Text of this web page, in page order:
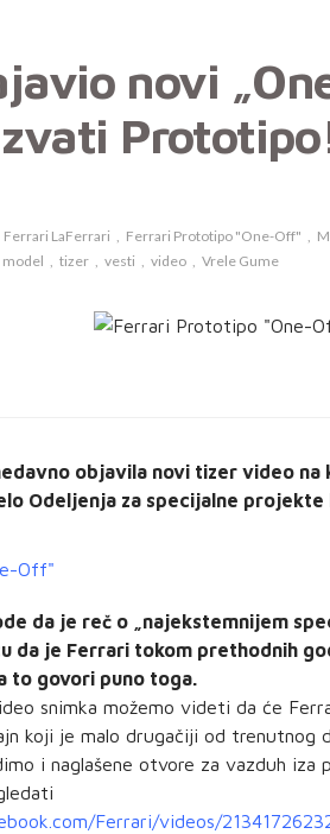
novi
zvati
Ferrari LaFerrari Ferrari Prototipo "One-Off"
model tizer vesti video Vrele Gume
objavila novi tizer video na
Odeljenja za specijalne projekte
da je reč o „najekstemnijem
da je Ferrari tokom prethodnih
to govori puno toga.
snimka možemo videti da će
koji je malo drugačiji od trenutnog
i naglašene otvore za vazduh iza
Ferrari/videos/